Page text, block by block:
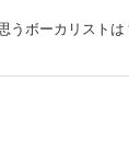
うボーカリストは